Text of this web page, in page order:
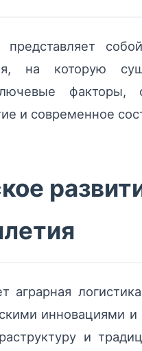
представляет
на которую
и современное
аграрная
инновациями
и